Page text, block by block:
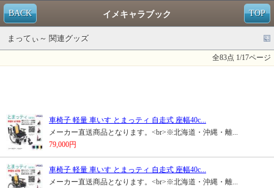
TOP
BACK イメキャラブック
まってぃ～ 関連グッズ
全83点 1/17ページ
車椅子 軽量 車いす とまっティ 自走式 座幅40c...
メーカー直送商品となります。<br>※北海道・沖縄・離...
79,000円
車椅子 軽量 車いす とまっティ 自走式 座幅40c...
メーカー直送商品となります。<br>※北海道・沖縄・離...